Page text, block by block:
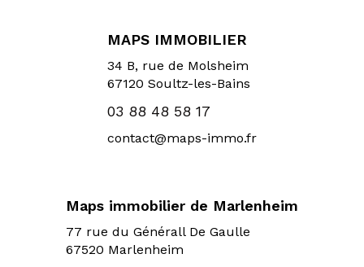
MAPS IMMOBILIER
34 B, rue de Molsheim
67120 Soultz-les-Bains
03 88 48 58 17
contact@maps-immo.fr
Maps immobilier de Marlenheim
77 rue du Générall De Gaulle
67520 Marlenheim